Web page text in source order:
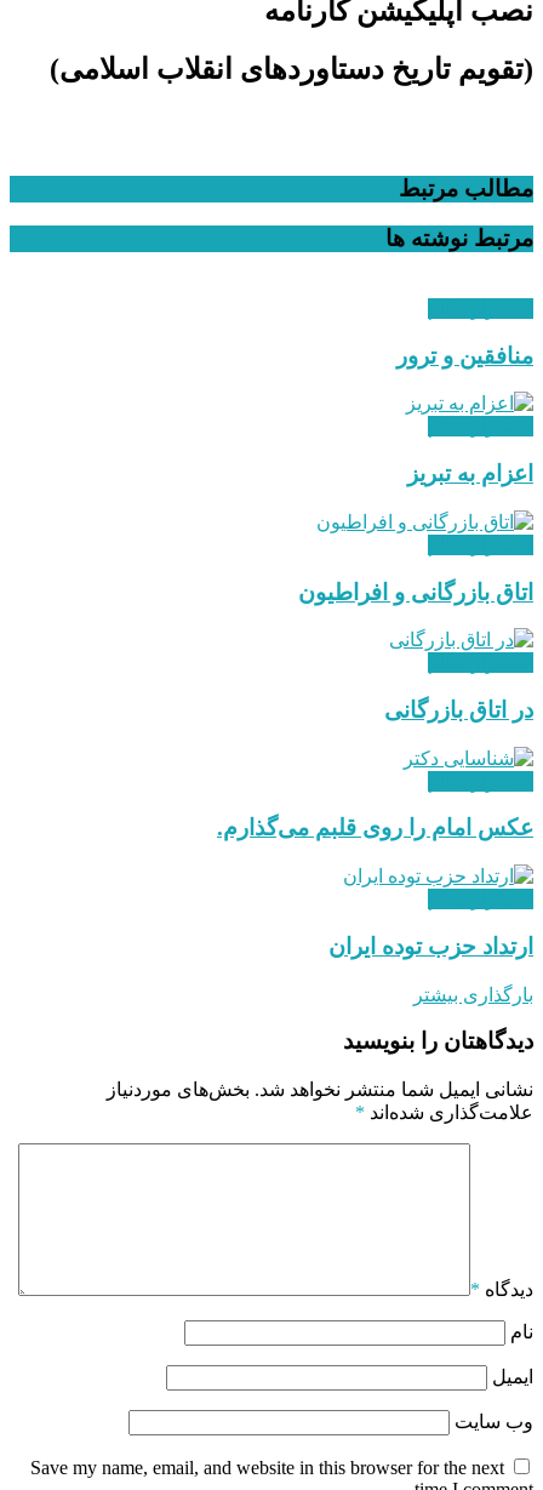
نصب اپلیکیشن کارنامه
(تقویم تاریخ دستاوردهای انقلاب اسلامی​)
مطالب مرتبط
مرتبط نوشته ها
منافقین و ترور
اعزام به تبریز
اتاق بازرگانی و افراطیون
در اتاق بازرگانی
عکس امام را روی قلبم می‌گذارم.
ارتداد حزب توده ایران
بارگذاری بیشتر
دیدگاهتان را بنویسید
نشانی ایمیل شما منتشر نخواهد شد. بخش‌های موردنیاز
علامت‌گذاری شده‌اند *
دیدگاه *
نام
ایمیل
وب‌ سایت
Save my name, email, and website in this browser for the next